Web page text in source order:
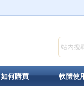
如何購買 軟體使